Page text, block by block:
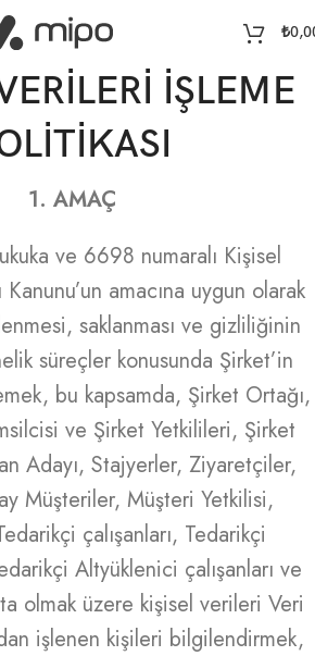
₺
İŞLEME
1. AMAÇ
ve 6698 numaralı Kişisel
amacına uygun olarak
saklanması ve gizliliğinin
süreçler konusunda Şirket’in
bu kapsamda, Şirket Ortağı,
ve Şirket Yetkilileri, Şirket
Adayı, Stajyerler, Ziyaretçiler,
Müşteriler, Müşteri Yetkilisi,
çalışanları, Tedarikçi
Altyüklenici çalışanları ve
olmak üzere kişisel verileri Veri
işlenen kişileri bilgilendirmek,